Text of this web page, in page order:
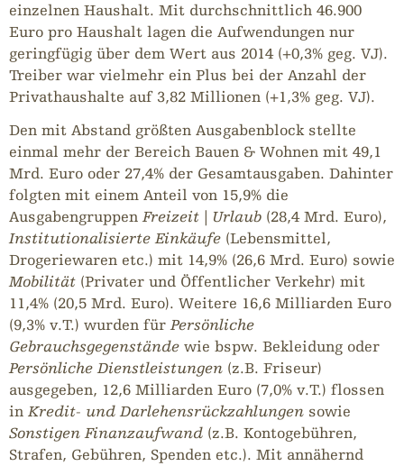
einzelnen Haushalt. Mit durchschnittlich 46.900
Euro pro Haushalt lagen die Aufwendungen nur
geringfügig über dem Wert aus 2014 (+0,3% geg. VJ).
Treiber war vielmehr ein Plus bei der Anzahl der
Privathaushalte auf 3,82 Millionen (+1,3% geg. VJ).
Den mit Abstand größten Ausgabenblock stellte
einmal mehr der Bereich Bauen & Wohnen mit 49,1
Mrd. Euro oder 27,4% der Gesamtausgaben. Dahinter
folgten mit einem Anteil von 15,9% die
AusgabengruppenFreizeit | Urlaub (28,4 Mrd. Euro),
Institutionalisierte Einkäufe (Lebensmittel,
Drogeriewaren etc.) mit 14,9% (26,6 Mrd. Euro) sowie
Mobilität (Privater und Öffentlicher Verkehr) mit
11,4% (20,5 Mrd. Euro). Weitere 16,6 Milliarden Euro
(9,3% v.T.) wurden fürPersönliche
Gebrauchsgegenstände wie bspw. Bekleidung oder
Persönliche Dienstleistungen (z.B. Friseur)
ausgegeben, 12,6 Milliarden Euro (7,0% v.T.) flossen
in Kredit- und Darlehensrückzahlungen sowie
Sonstigen Finanzaufwand (z.B. Kontogebühren,
Strafen, Gebühren, Spenden etc.). Mit annähernd